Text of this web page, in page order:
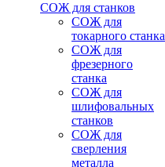
СОЖ для станков
СОЖ для
токарного станка
СОЖ для
фрезерного
станка
СОЖ для
шлифовальных
станков
СОЖ для
сверления
металла